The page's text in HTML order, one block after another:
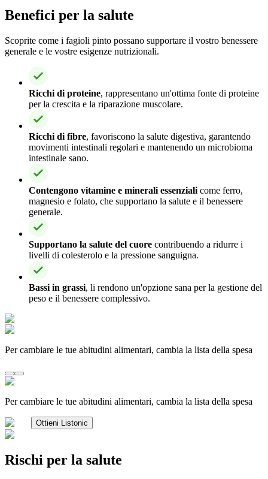
Benefici per la salute
Scoprite come i fagioli pinto possano supportare il vostro benessere
generale e le vostre esigenze nutrizionali.
Ricchi di proteine, rappresentano un'ottima fonte di proteine
per la crescita e la riparazione muscolare.
Ricchi di fibre, favoriscono la salute digestiva, garantendo
movimenti intestinali regolari e mantenendo un microbioma
intestinale sano.
Contengono vitamine e minerali essenziali come ferro,
magnesio e folato, che supportano la salute e il benessere
generale.
Supportano la salute del cuore contribuendo a ridurre i
livelli di colesterolo e la pressione sanguigna.
Bassi in grassi, li rendono un'opzione sana per la gestione del
peso e il benessere complessivo.
Per cambiare le tue abitudini alimentari, cambia la lista della spesa
Per cambiare le tue abitudini alimentari, cambia la lista della spesa
Ottieni Listonic
Rischi per la salute